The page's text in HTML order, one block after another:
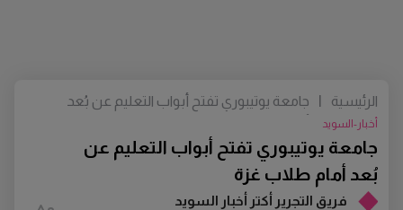
فريق التجرير أكتر أخبار السويد
جامعة يوتيبوري تفتح أبواب التعليم عن
بُعد أمام طلاب غزة
أخبار-السويد
الرئيسية |
جامعة يوتيبوري تفتح أبواب التعليم عن بُعد